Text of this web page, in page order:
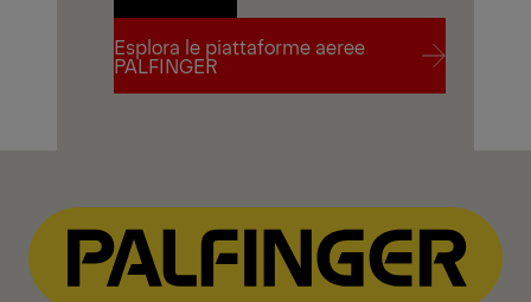
Contattaci
Esplora le piattaforme aeree
PALFINGER